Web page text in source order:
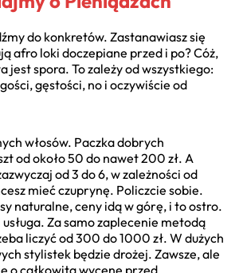
do konkretów. Zastanawiasz się
afro loki doczepiane przed i po? Cóż,
jest spora. To zależy od wszystkiego:
gęstości, no i oczywiście od
włosów. Paczka dobrych
od około 50 do nawet 200 zł. A
od 3 do 6, w zależności od
mieć czuprynę. Policzcie sobie.
naturalne, ceny idą w górę, i to ostro.
Za samo zaplecenie metodą
liczyć od 300 do 1000 zł. W dużych
stylistek będzie drożej. Zawsze, ale
o całkowitą wycenę przed